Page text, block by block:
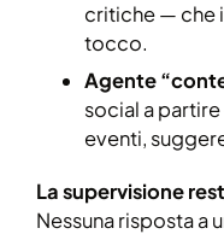
critiche — che
tocco.
Agente
social a
eventi,
La supervisione
Nessuna risposta a